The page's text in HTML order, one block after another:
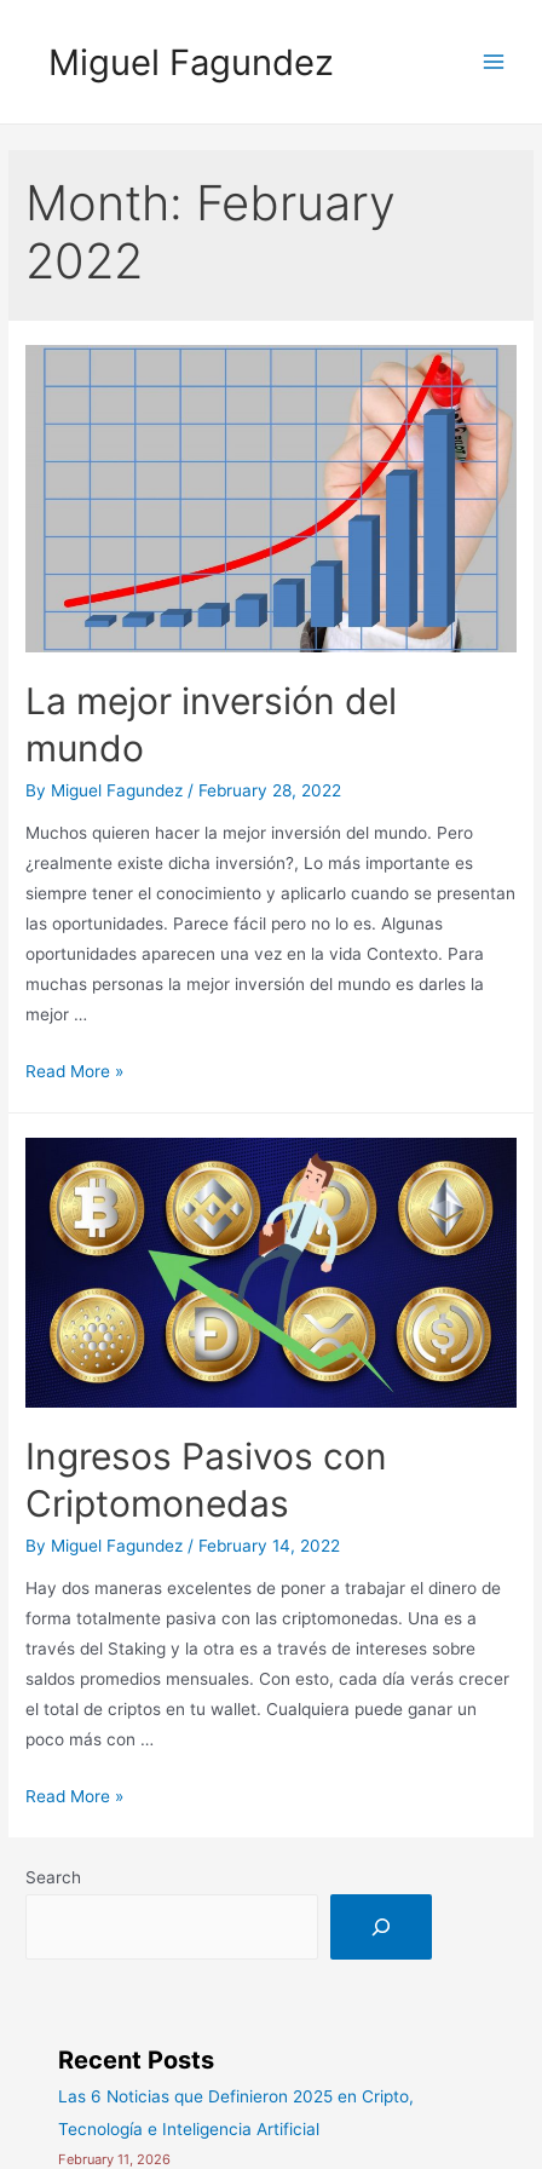
contentMiguel Fagundez
Month: February
2022
La mejor inversión del
mundo
By Miguel Fagundez / February 28, 2022
Muchos quieren hacer la mejor inversión del mundo. Pero
¿realmente existe dicha inversión?, Lo más importante es
siempre tener el conocimiento y aplicarlo cuando se presentan
las oportunidades. Parece fácil pero no lo es. Algunas
oportunidades aparecen una vez en la vida Contexto. Para
muchas personas la mejor inversión del mundo es darles la
mejor …
La
mundo
Read More »
Ingresos Pasivos con
Criptomonedas
By Miguel Fagundez / February 14, 2022
Hay dos maneras excelentes de poner a trabajar el dinero de
forma totalmente pasiva con las criptomonedas. Una es a
través del Staking y la otra es a través de intereses sobre
saldos promedios mensuales. Con esto, cada día verás crecer
el total de criptos en tu wallet. Cualquiera puede ganar un
poco más con …
Ingresos
Criptomonedas
Read More »
Search
Recent Posts
Las 6 Noticias que Definieron 2025 en Cripto,
Tecnología e Inteligencia Artificial
February 11, 2026